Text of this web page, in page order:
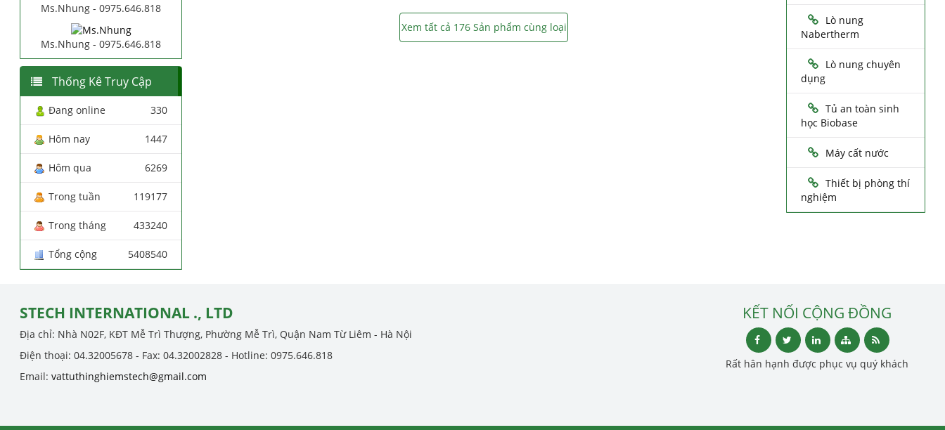
Xem tất cả 176 Sản phẩm cùng loại
Ms.Nhung - 0975.646.818
Ms.Nhung - 0975.646.818
Thống Kê Truy Cập
Đang online 330
Hôm nay 1447
Hôm qua 6269
Trong tuần 119177
Trong tháng 433240
Tổng cộng 5408540
Lò nung
Nabertherm
Lò nung chuyên
dụng
Tủ an toàn sinh
học Biobase
Máy cất nước
Thiết bị phòng thí
nghiệm
STECH INTERNATIONAL ., LTD
Địa chỉ: Nhà N02F, KĐT Mễ Trì Thượng, Phường Mễ Trì, Quận Nam Từ Liêm - Hà Nội
Điện thoại: 04.32005678 - Fax: 04.32002828 - Hotline: 0975.646.818
Email:vattuthinghiemstech@gmail.com
KẾT NỐI CỘNG ĐỒNG
Rất hân hạnh được phục vụ quý khách